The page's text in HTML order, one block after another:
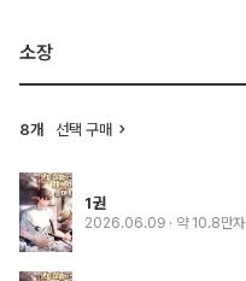
소장
8개 선택 구매
1권
2026.06.09 · 약 10.8만자